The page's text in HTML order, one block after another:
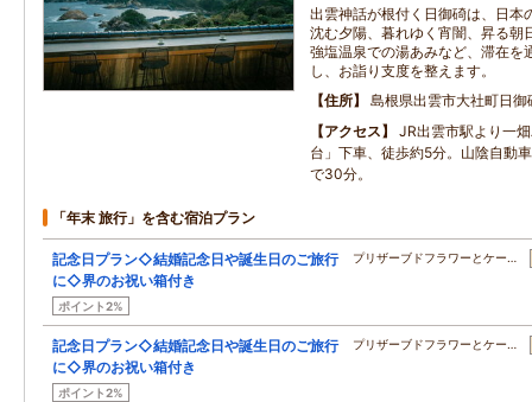
出雲神話が根付く日御碕は、日本
沈む夕陽、暮れゆく宵闇、昇る朝
強塩温泉での湯あみなど、滞在を
し、お詣り支度を整えます。
住所
島根県出雲市大社町日御
アクセス
JR出雲市駅より一
台」下車、徒歩約5分。山陰自動
で30分。
「年末 旅行」を含む宿泊プラン
記念日プラン◇結婚記念日や誕生日のご旅行
に◇界のお祝い箱付き
ポイント2%
プリザーブドフラワーとケー…
記念日プラン◇結婚記念日や誕生日のご旅行
に◇界のお祝い箱付き
ポイント2%
プリザーブドフラワーとケー…